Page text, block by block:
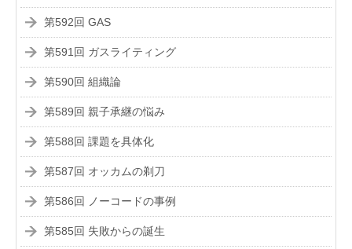
第592回 GAS
第591回 ガスライティング
第590回 組織論
第589回 親子承継の悩み
第588回 課題を具体化
第587回 オッカムの剃刀
第586回 ノーコードの事例
第585回 失敗からの誕生